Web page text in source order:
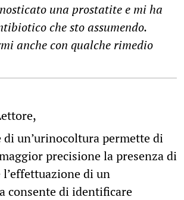
una prostatite e mi ha
che sto assumendo.
anche con qualche rimedio
di un’urinocoltura permette di
precisione la presenza di
di un
consente di identificare